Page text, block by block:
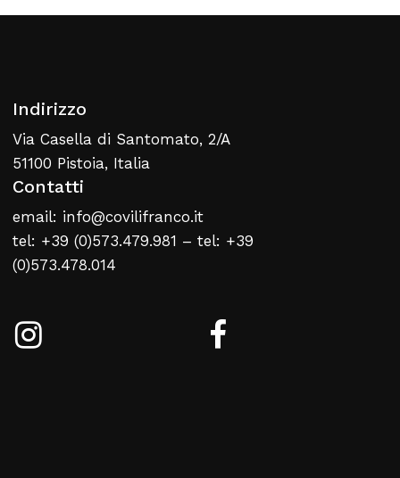
Nessun prodotto nel carrello
Indirizzo
Via Casella di Santomato, 2/A
51100 Pistoia, Italia
Contatti
email: info@covilifranco.it
tel: +39 (0)573.479.981 – tel: +39
(0)573.478.014